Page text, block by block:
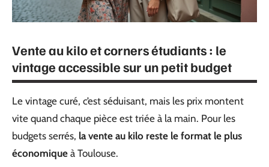
Vente au kilo et corners étudiants : le
vintage accessible sur un petit budget
Le vintage curé, c’est séduisant, mais les prix montent
vite quand chaque pièce est triée à la main. Pour les
budgets serrés, la vente au kilo reste le format le plus
économique à Toulouse.